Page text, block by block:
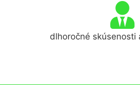
dlhoročné skúsenosti